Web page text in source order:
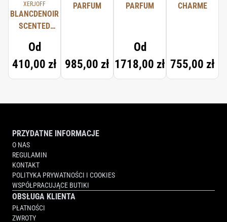
XERJOFF
BLANCDENOIR
SCENTED
Od
410,00 zł
PARFUM
985,00 zł
PARFUM
Od
1718,00 zł
CHARME
755,00 zł
PRZYDATNE INFORMACJE
O NAS
REGULAMIN
KONTAKT
POLITYKA PRYWATNOŚCI I COOKIES
WSPÓŁPRACUJĄCE BUTIKI
OBSŁUGA KLIENTA
PŁATNOŚCI
ZWROTY